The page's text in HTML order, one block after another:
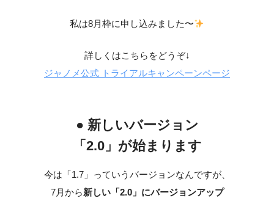
私は8月枠に申し込みました〜
詳しくはこちらをどうぞ↓
ジャノメ公式 トライアルキャンペーンページ
● 新しいバージョン
「2.0」が始まります
今は「1.7」っていうバージョンなんですが、
7月から新しい「2.0」にバージョンアップ